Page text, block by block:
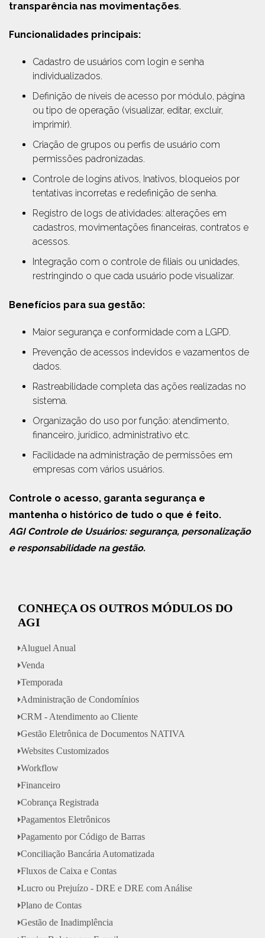
transparência nas movimentações.
Funcionalidades principais:
Cadastro de usuários com login e senha
individualizados.
Definição de níveis de acesso por módulo, página
ou tipo de operação (visualizar, editar, excluir,
imprimir).
Criação de grupos ou perfis de usuário com
permissões padronizadas.
Controle de logins ativos, Inativos, bloqueios por
tentativas incorretas e redefinição de senha.
Registro de logs de atividades: alterações em
cadastros, movimentações financeiras, contratos e
acessos.
Integração com o controle de filiais ou unidades,
restringindo o que cada usuário pode visualizar.
Benefícios para sua gestão:
Maior segurança e conformidade com a LGPD.
Prevenção de acessos indevidos e vazamentos de
dados.
Rastreabilidade completa das ações realizadas no
sistema.
Organização do uso por função: atendimento,
financeiro, jurídico, administrativo etc.
Facilidade na administração de permissões em
empresas com vários usuários.
Controle o acesso, garanta segurança e
mantenha o histórico de tudo o que é feito.
AGI Controle de Usuários: segurança, personalização
e responsabilidade na gestão.
CONHEÇA OS OUTROS MÓDULOS DO
AGI
Aluguel Anual
Venda
Temporada
Administração de Condomínios
CRM - Atendimento ao Cliente
Gestão Eletrônica de Documentos NATIVA
Websites Customizados
Workflow
Financeiro
Cobrança Registrada
Pagamentos Eletrônicos
Pagamento por Código de Barras
Conciliação Bancária Automatizada
Fluxos de Caixa e Contas
Lucro ou Prejuízo - DRE e DRE com Análise
Plano de Contas
Gestão de Inadimplência